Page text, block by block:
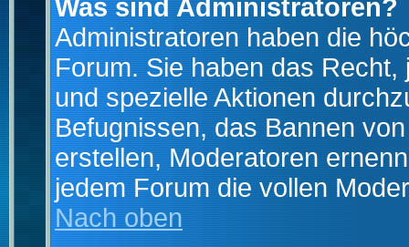
Was sind Administratoren?
Administratoren haben die
Forum. Sie haben das
und spezielle Aktionen
Befugnissen, das Bannen
erstellen, Moderatoren
jedem Forum die vollen
Nach oben